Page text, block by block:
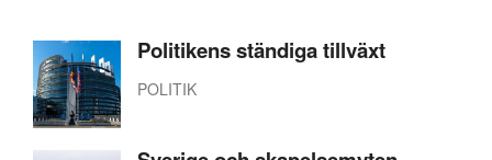
Politikens ständiga tillväxt
POLITIK